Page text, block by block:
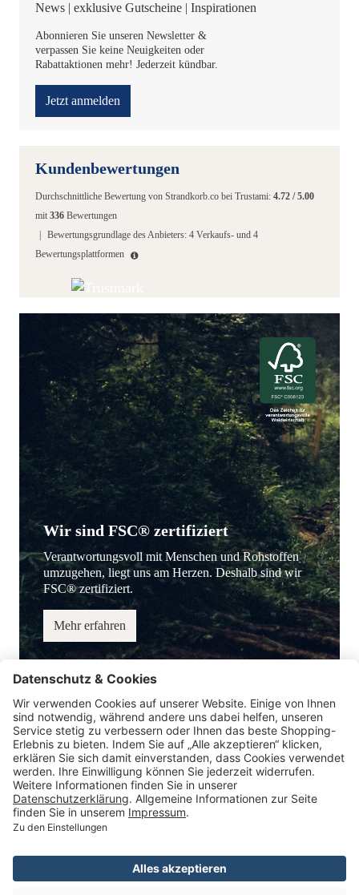
News | exklusive Gutscheine | Inspirationen
Abonnieren Sie unseren Newsletter &
verpassen Sie keine Neuigkeiten oder
Rabattaktionen mehr! Jederzeit kündbar.
Jetzt anmelden
Kundenbewertungen
Durchschnittliche Bewertung von Strandkorb.co bei Trustami: 4.72 /5.00
mit 336 Bewertungen
Bewertungsgrundlage des Anbieters: 4 Verkaufs- und 4
Bewertungsplattformen
Wir sind FSC® zertifiziert
Verantwortungsvoll mit Menschen und Rohstoffen
umzugehen, liegt uns am Herzen. Deshalb sind wir
FSC® zertifiziert.
Mehr erfahren
Service-Hotline
Information
Service
Zahlungsmöglichkeiten
* Alle Preise inkl. gesetzl. Mehrwertsteuer.